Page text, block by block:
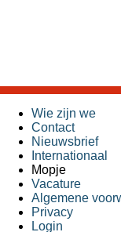
Wie zijn we
Contact
Nieuwsbrief
Internationaal
Mopje
Vacature
Algemene
Privacy
Login